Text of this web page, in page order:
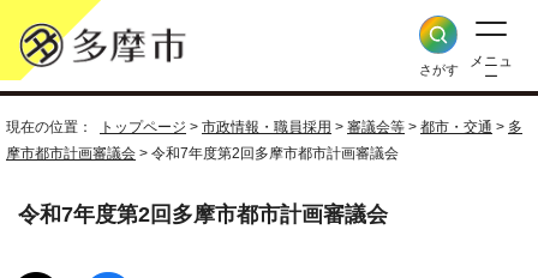
さがす
メニュ
ー
現在の位置： トップページ > 市政情報・職員採用 > 審議会等 > 都市・交通 > 多
摩市都市計画審議会 > 令和7年度第2回多摩市都市計画審議会
令和7年度第2回多摩市都市計画審議会